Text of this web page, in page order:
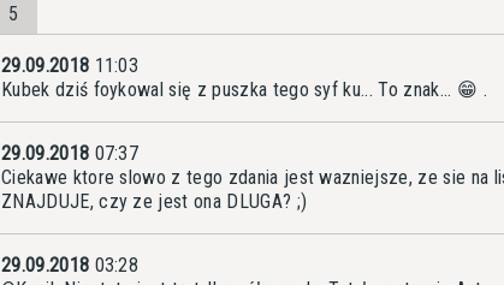
5
29.09.2018 11:03
Kubek dziś foykowal się z puszka tego syf ku... To znak... 😁 .
29.09.2018 07:37
Ciekawe ktore slowo z tego zdania jest wazniejsze, ze sie na
ZNAJDUJE, czy ze jest ona DLUGA? ;)
29.09.2018 03:28